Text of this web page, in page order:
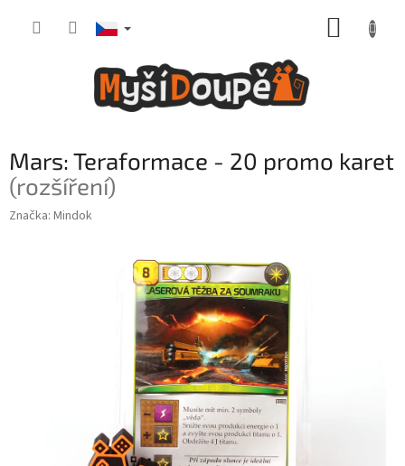
Mars: Teraformace - 20 promo karet
(rozšíření)
Značka: Mindok